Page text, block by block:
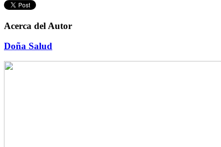
Acerca del Autor
Doña Salud